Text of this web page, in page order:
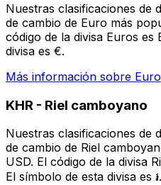
Nuestras clasificaciones de
de cambio de Euro más
código de la divisa Euros es
divisa es €.
Más información sobre Euro
KHR - Riel camboyano
Nuestras clasificaciones de
de cambio de Riel
USD. El código de la divisa
El símbolo de esta divisa es ៛.